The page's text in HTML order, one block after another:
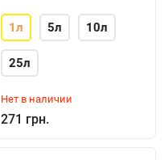
1л 5л 10л
25л
Нет в наличии
271 грн.